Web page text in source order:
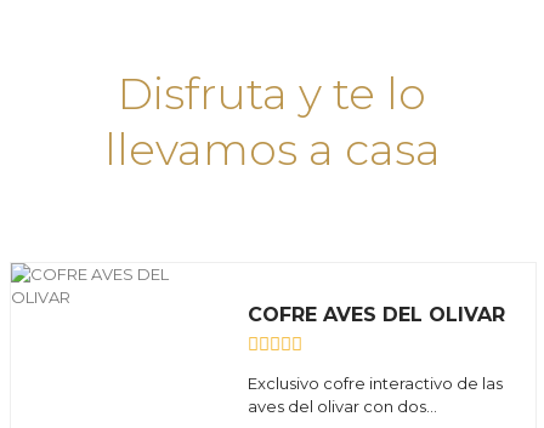
Disfruta y te lo
llevamos a casa
COFRE AVES DEL OLIVAR
con
0
Exclusivo cofre interactivo de las
aves del olivar con dos...